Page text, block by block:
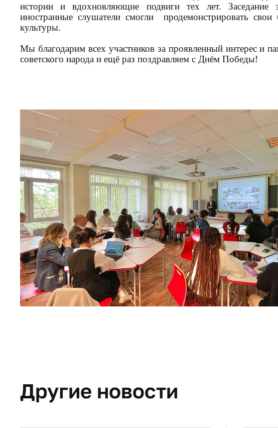
истории и вдохновляющие подвиги тех лет. Заседание
иностранные слушатели смогли продемонстрировать
культуры.
Мы благодарим всех участников за проявленный интерес и
советского народа и ещё раз поздравляем с Днём Победы!
Другие новости